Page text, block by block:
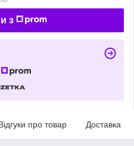
з
про товар Доставка